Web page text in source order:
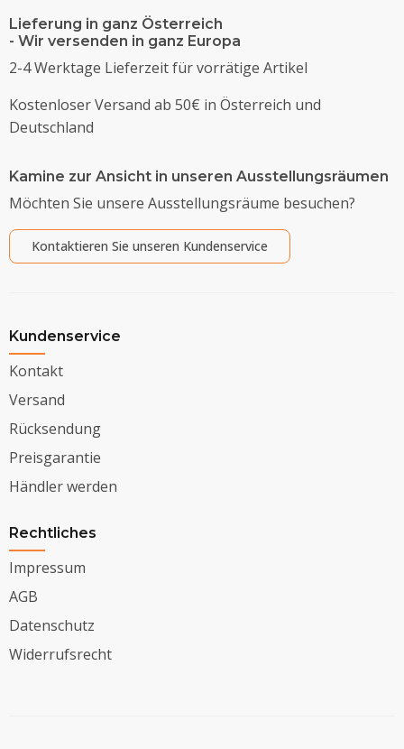
Lieferung in ganz Österreich
- Wir versenden in ganz Europa
2-4 Werktage Lieferzeit für vorrätige Artikel
Kostenloser Versand ab 50€ in Österreich und
Deutschland
Kamine zur Ansicht in unseren Ausstellungsräumen
Möchten Sie unsere Ausstellungsräume besuchen?
Kontaktieren Sie unseren Kundenservice
Kundenservice
Kontakt
Versand
Rücksendung
Preisgarantie
Händler werden
Rechtliches
Impressum
AGB
Datenschutz
Widerrufsrecht